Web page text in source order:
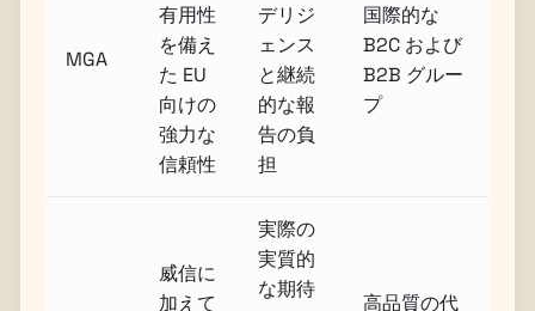
MGA
有用性
を備え
た EU
向けの
強力な
信頼性
デリジ
ェンス
と継続
的な報
告の負
担
国際的な
B2C および
B2B グルー
プ
威信に
加えて
実際の
実質的
な期待
高品質の代